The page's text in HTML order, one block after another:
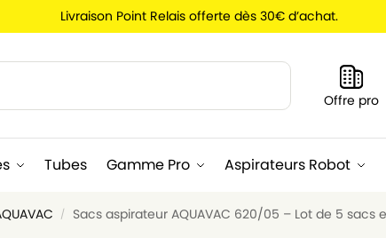
Livraison Point Relais offerte dès 30€ d’achat.
Offre pro
Tubes Gamme Pro Aspirateurs Robot
/ Sacs aspirateur AQUAVAC 620/05 – Lot de 5 sacs